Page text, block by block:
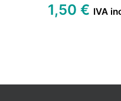
1,50 € IVA